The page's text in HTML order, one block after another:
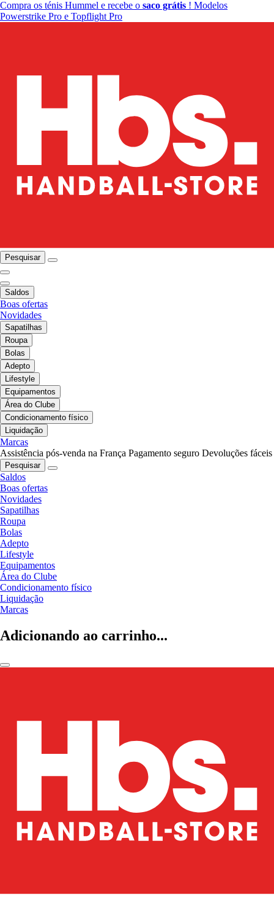
Compra os ténis Hummel e recebe o saco grátis ! Modelos
Powerstrike Pro e Topflight Pro
Pesquisar
Saldos
Boas ofertas
Novidades
Sapatilhas
Roupa
Bolas
Adepto
Lifestyle
Equipamentos
Área do Clube
Condicionamento físico
Liquidação
Marcas
Assistência pós-venda na França Pagamento seguro Devoluções fáceis
Pesquisar
Saldos
Boas ofertas
Novidades
Sapatilhas
Roupa
Bolas
Adepto
Lifestyle
Equipamentos
Área do Clube
Condicionamento físico
Liquidação
Marcas
Adicionando ao carrinho...